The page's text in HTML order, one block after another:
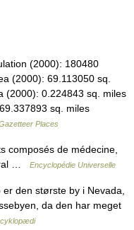
(2000): 180480
(2000): 69.113050 sq.
(2000): 0.224843 sq. miles
sq. miles
Places
de médecine,
…
Encyclopédie Universelle
den største by i Nevada,
da den har meget